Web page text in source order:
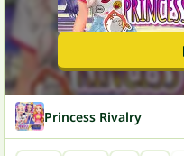
Princess Rivalry